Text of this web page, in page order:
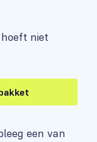
niet
een van